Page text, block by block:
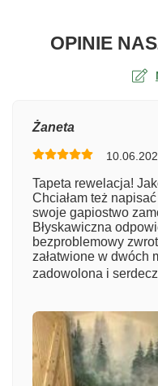
OPINIE
Numer zamówienia
Imię
Żaneta
Tapeta rewelacja!
Chciałam też
swoje gapiostwo
Błyskawiczna
bezproblemowy
załatwione w dwóch
zadowolona i